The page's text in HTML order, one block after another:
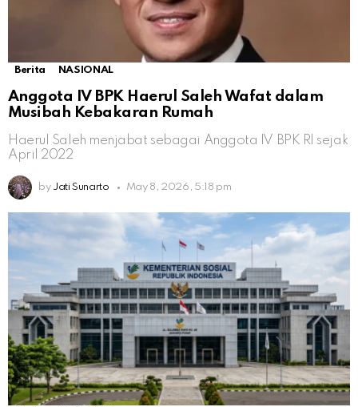
Berita NASIONAL
Anggota IV BPK Haerul Saleh Wafat dalam
Musibah Kebakaran Rumah
Haerul Saleh menjabat sebagai Anggota IV BPK RI sejak
April 2022
by Jati Sunarto May 8, 2026, 5:18 pm